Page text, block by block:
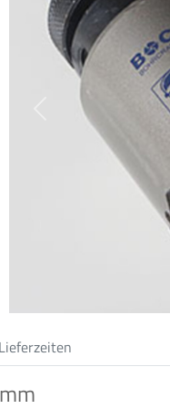
Previous
Lieferzeiten